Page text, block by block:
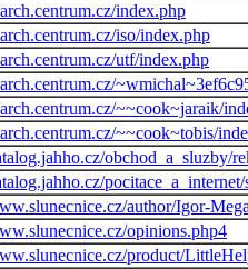
index.php
iso/index.php
utf/index.php
~~cook~jaraik/
~~cook~tobis/
obchod_a_sluzby/
author/Igor-
opinions.php4
product/